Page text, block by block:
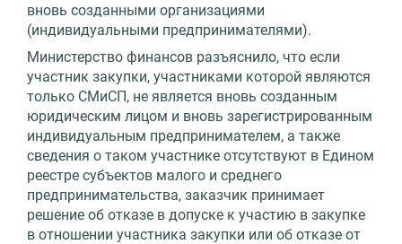
вновь созданными организациями
(индивидуальными предпринимателями).
Министерство финансов разъяснило, что если
участник закупки, участниками которой являются
только СМиСП, не является вновь созданным
юридическим лицом и вновь зарегистрированным
индивидуальным предпринимателем, а также
сведения о таком участнике отсутствуют в Едином
реестре субъектов малого и среднего
предпринимательства, заказчик принимает
решение об отказе в допуске к участию в закупке
в отношении участника закупки или об отказе от